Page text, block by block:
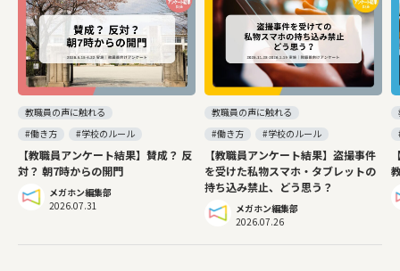
教職員の声に触れる
#働き方
#学校のルール
【教職員アンケート結果】賛成？ 反
対？ 朝7時からの開門
メガホン編集部
2026.07.31
教職員の声に触れる
#働き方
#学校のルール
【教職員アンケート結果】盗撮事件
を受けた私物スマホ・タブレットの
持ち込み禁止、どう思う？
メガホン編集部
2026.07.26